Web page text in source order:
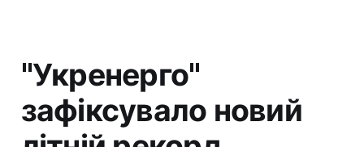
"Укренерго"
зафіксувало новий